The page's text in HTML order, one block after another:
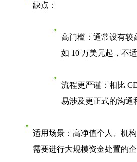
缺点 ：
高门槛 ：通常设有
如 10 万美元起，不
流程更严谨 ：相比
易涉及更正式的沟通
适用场景 ：高净值个人、机
需要进行大规模资金处置的企